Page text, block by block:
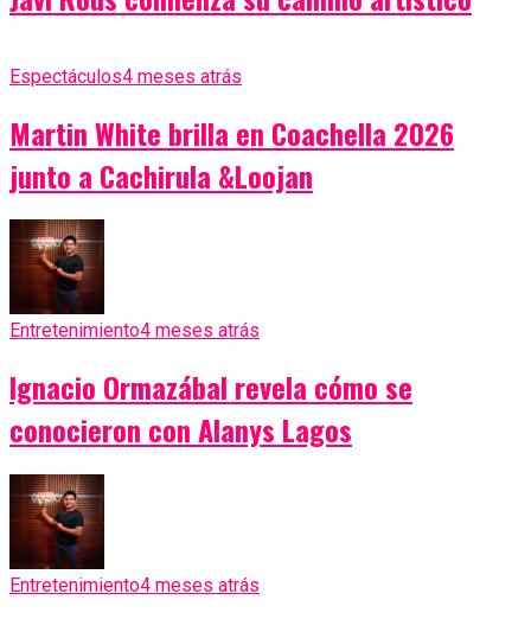
Espectáculos4 meses atrás
Martin White brilla en Coachella 2026
junto a Cachirula &Loojan
Entretenimiento4 meses atrás
Ignacio Ormazábal revela cómo se
conocieron con Alanys Lagos
Entretenimiento4 meses atrás